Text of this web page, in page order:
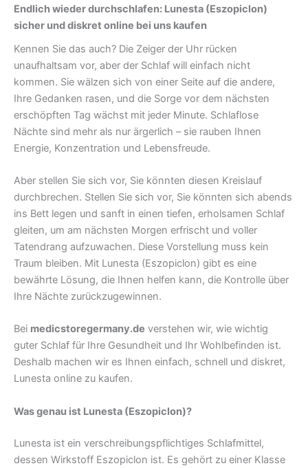
Endlich wieder durchschlafen: Lunesta (Eszopiclon)
sicher und diskret online bei uns kaufen
Kennen Sie das auch? Die Zeiger der Uhr rücken
unaufhaltsam vor, aber der Schlaf will einfach nicht
kommen. Sie wälzen sich von einer Seite auf die andere,
Ihre Gedanken rasen, und die Sorge vor dem nächsten
erschöpften Tag wächst mit jeder Minute. Schlaflose
Nächte sind mehr als nur ärgerlich – sie rauben Ihnen
Energie, Konzentration und Lebensfreude.
Aber stellen Sie sich vor, Sie könnten diesen Kreislauf
durchbrechen. Stellen Sie sich vor, Sie könnten sich abends
ins Bett legen und sanft in einen tiefen, erholsamen Schlaf
gleiten, um am nächsten Morgen erfrischt und voller
Tatendrang aufzuwachen. Diese Vorstellung muss kein
Traum bleiben. Mit Lunesta (Eszopiclon) gibt es eine
bewährte Lösung, die Ihnen helfen kann, die Kontrolle über
Ihre Nächte zurückzugewinnen.
Bei medicstoregermany.de verstehen wir, wie wichtig
guter Schlaf für Ihre Gesundheit und Ihr Wohlbefinden ist.
Deshalb machen wir es Ihnen einfach, schnell und diskret,
Lunesta online zu kaufen.
Was genau ist Lunesta (Eszopiclon)?
Lunesta ist ein verschreibungspflichtiges Schlafmittel,
dessen Wirkstoff Eszopiclon ist. Es gehört zu einer Klasse